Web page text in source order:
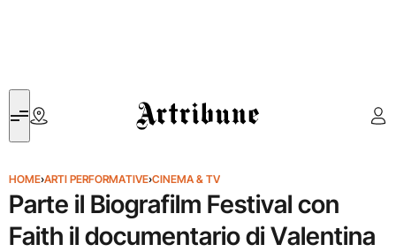
Artribune
HOME›ARTI PERFORMATIVE›CINEMA & TV
Parte il Biografilm Festival con
Faith il documentario di Valentina